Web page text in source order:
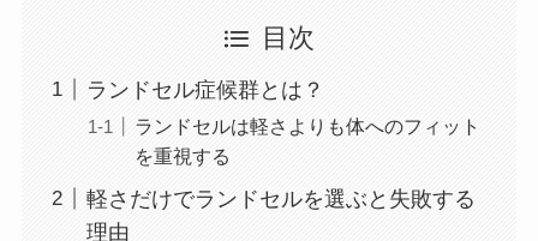
目次
ランドセル症候群とは？
ランドセルは軽さよりも体へのフィット
を重視する
軽さだけでランドセルを選ぶと失敗する
理由